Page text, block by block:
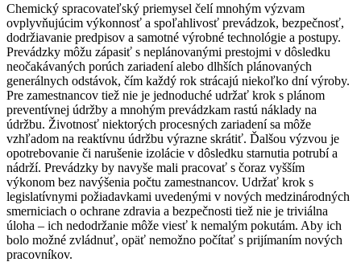
Chemický spracovateľský priemysel čelí mnohým výzvam
ovplyvňujúcim výkonnosť a spoľahlivosť prevádzok, bezpečnosť,
dodržiavanie predpisov a samotné výrobné technológie a postupy.
Prevádzky môžu zápasiť s neplánovanými prestojmi v dôsledku
neočakávaných porúch zariadení alebo dlhších plánovaných
generálnych odstávok, čím každý rok strácajú niekoľko dní výroby.
Pre zamestnancov tiež nie je jednoduché udržať krok s plánom
preventívnej údržby a mnohým prevádzkam rastú náklady na
údržbu. Životnosť niektorých procesných zariadení sa môže
vzhľadom na reaktívnu údržbu výrazne skrátiť. Ďalšou výzvou je
opotrebovanie či narušenie izolácie v dôsledku starnutia potrubí a
nádrží. Prevádzky by navyše mali pracovať s čoraz vyšším
výkonom bez navýšenia počtu zamestnancov. Udržať krok s
legislatívnymi požiadavkami uvedenými v nových medzinárodných
smerniciach o ochrane zdravia a bezpečnosti tiež nie je triviálna
úloha – ich nedodržanie môže viesť k nemalým pokutám. Aby ich
bolo možné zvládnuť, opäť nemožno počítať s prijímaním nových
pracovníkov.